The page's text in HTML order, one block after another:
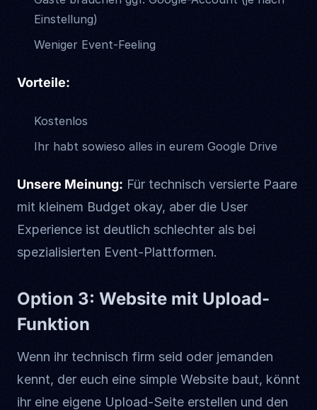
Einstellung)
Weniger Event-Feeling
Vorteile:
Kostenlos
Ihr habt sowieso alles in eurem Google Drive
Unsere Meinung: Für technisch versierte Paare
mit kleinem Budget okay, aber die User
Experience ist deutlich schlechter als bei
spezialisierten Event-Plattformen.
Option 3: Website mit Upload-
Funktion
Wenn ihr technisch firm seid oder jemanden
kennt, der euch eine simple Website baut, könnt
ihr eine eigene Upload-Seite erstellen und den